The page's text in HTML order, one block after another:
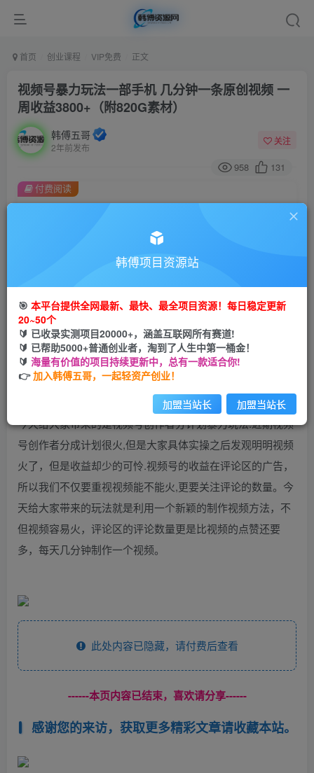
首页 创业课程 VIP免费 正文
视频号暴力玩法一部手机 几分钟一条原创视频 一
周收益3800+（附820G素材）
韩傅五哥
2年前发布
关注
958 131
金币9.9金币99
立即购买
您当前未登录！建议登陆后购买，可保存购买订单
付费阅读
今天给大家带来的是视频号创作者分计划暴力玩法.近期视频
号创作者分成计划很火,但是大家具体实操之后发观明明视频
火了，但是收益却少的可怜.视频号的收益在评论区的广告，
所以我们不仅要重视视频能不能火,更要关注评论的数量。今
天给大家带来的玩法就是利用一个新颖的制作视频方法，不
但视频容易火，评论区的评论数量更是比视频的点赞还要
多，每天几分钟制作一个视频。
此处内容已隐藏，请付费后查看
------本页内容已结束，喜欢请分享------
感谢您的来访，获取更多精彩文章请收藏本站。
韩傅项目资源站
🎯 本平台提供全网最新、最快、最全项目资源！每日稳定更新
20~50个
🔰 已收录实测项目20000+，涵盖互联网所有赛道!
🔰 已帮助5000+普通创业者，淘到了人生中第一桶金！
🔰 海量有价值的项目持续更新中，总有一款适合你!
👉加入韩傅五哥，一起轻资产创业！
加盟当站长 加盟当站长